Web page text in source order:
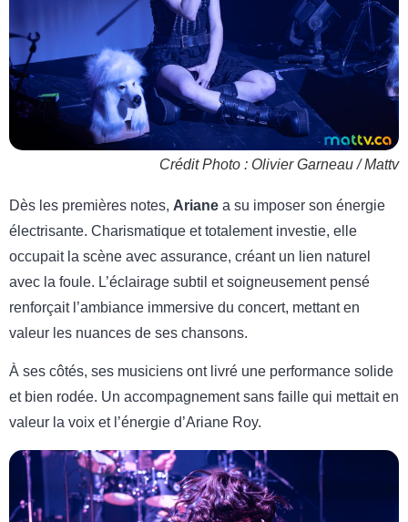
Crédit Photo : Olivier Garneau / Mattv
Dès les premières notes, Ariane a su imposer son énergie
électrisante. Charismatique et totalement investie, elle
occupait la scène avec assurance, créant un lien naturel
avec la foule. L’éclairage subtil et soigneusement pensé
renforçait l’ambiance immersive du concert, mettant en
valeur les nuances de ses chansons.
À ses côtés, ses musiciens ont livré une performance solide
et bien rodée. Un accompagnement sans faille qui mettait en
valeur la voix et l’énergie d’Ariane Roy.